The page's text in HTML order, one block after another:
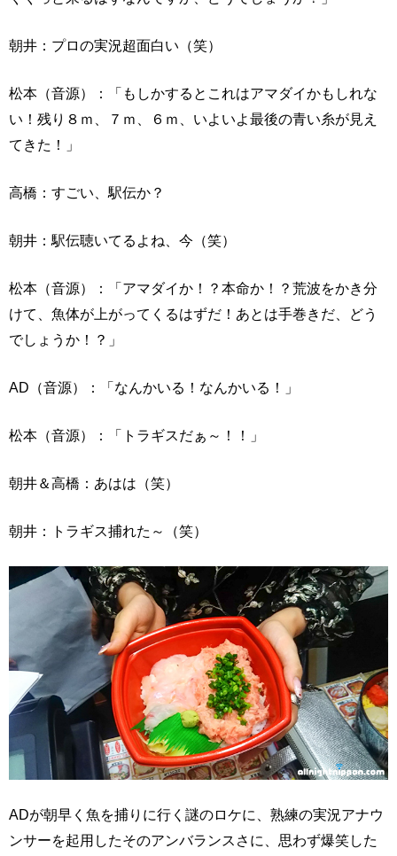
朝井：プロの実況超面白い（笑）
松本（音源）：「もしかするとこれはアマダイかもしれな
い！残り８ｍ、７ｍ、６ｍ、いよいよ最後の青い糸が見え
てきた！」
高橋：すごい、駅伝か？
朝井：駅伝聴いてるよね、今（笑）
松本（音源）：「アマダイか！？本命か！？荒波をかき分
けて、魚体が上がってくるはずだ！あとは手巻きだ、どう
でしょうか！？」
AD（音源）：「なんかいる！なんかいる！」
松本（音源）：「トラギスだぁ～！！」
朝井＆高橋：あはは（笑）
朝井：トラギス捕れた～（笑）
ADが朝早く魚を捕りに行く謎のロケに、熟練の実況アナウ
ンサーを起用したそのアンバランスさに、思わず爆笑した